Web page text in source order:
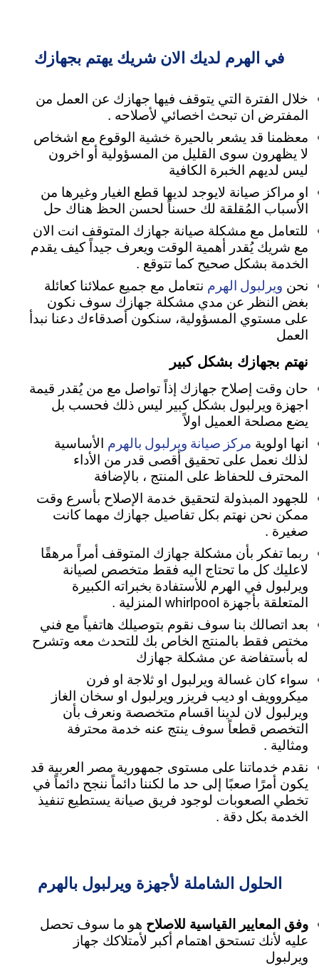
في الهرم لديك الان شريك يهتم بجهازك
خلال الفترة التي يتوقف فيها جهازك عن العمل من
المفترض ان تبحث اخصائي لأصلاحه .
معظمنا قد يشعر بالحيرة خشية الوقوع مع اشخاص
لا يظهرون سوى القليل من المسؤولية أو اخرون
ليس لديهم الخبرة الكافية
او مراكز صيانة لايوجد لديها قطع الغيار وغيرها من
الأسباب المُقلقة لك حسناً لحسن الحظ هناك حل
للتعامل مع مشكلة صيانة جهازك المتوقف انت الان
مع شريك يُقدر أهمية الوقت ويعرف جيداً كيف يقدم
الخدمة بشكل صحيح كما تتوقع .
نحن ويرلبول الهرم نتعامل مع جميع عملائنا كعائلة
بغض النظر عن مدي مشكلة جهازك سوف نكون
على مستوي المسؤولية، سنكون أصدقاءك دعنا نبدأ
العمل
نهتم بجهازك بشكل كبير
حان وقت إصلاح جهازك إذاً تواصل مع من يُقدر قيمة
اجهزة ويرلبول بشكل كبير ليس ذلك فحسب بل
يضع مصلحة العميل اولاً
انها اولوية مركز صيانة ويرلبول بالهرم الأساسية
لذلك نعمل على تحقيق أقصى قدر من الأداء
المحترف للحفاظ على المنتج ، بالإضافة
للجهود المبذولة لتحقيق خدمة الإصلاح بأسرع وقت
ممكن نحن نهتم بكل تفاصيل جهازك مهما كانت
صغيرة .
ربما تفكر بأن مشكلة جهازك المتوقف أمراً مرهقًا
لاعليك كل ما تحتاج اليه فقط متخصص لصيانة
ويرلبول في الهرم للأستفادة بخبراته الكبيرة
المتعلقة بأجهزة whirlpool المنزلية .
بعد اتصالك بنا سوف نقوم بتوصيلك هاتفياً مع فني
مختص فقط بالمنتج الخاص بك للتحدث معه وتشرح
له بأستفاضة عن مشكلة جهازك
سواء كان غسالة ويرلبول او ثلاجة او فرن
ميكروويف او ديب فريزر ويرلبول او سخان الغاز
ويرلبول لان لدينا اقسام متخصصة ونعرف بأن
التخصص قطعاً سوف ينتج عنه خدمة محترفة
ومثالية .
نقدم خدماتنا على مستوى جمهورية مصر العربية قد
يكون أمرًا صعبًا إلى حد ما لكننا دائماً ننجح دائماً في
تخطي الصعوبات لوجود فريق صيانة يستطيع تنفيذ
الخدمة بكل دقة .
الحلول الشاملة لأجهزة ويرلبول بالهرم
وفق المعايير القياسية للاصلاح هو ما سوف تحصل
عليه لأنك تستحق اهتمام أكبر لأمتلاكك جهاز
ويرلبول